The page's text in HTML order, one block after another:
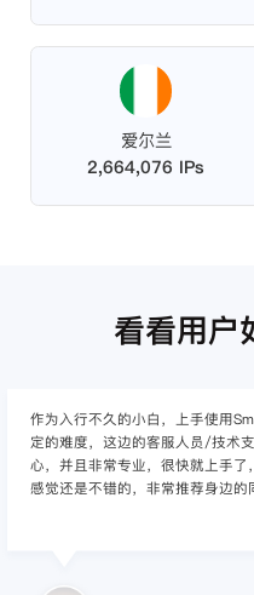
爱尔兰
2,664,076 IPs
看看用户
作为入行不久的小白，上手使用
定的难度，这边的客服人员/技术
心，并且非常专业，很快就上手了
感觉还是不错的，非常推荐身边的